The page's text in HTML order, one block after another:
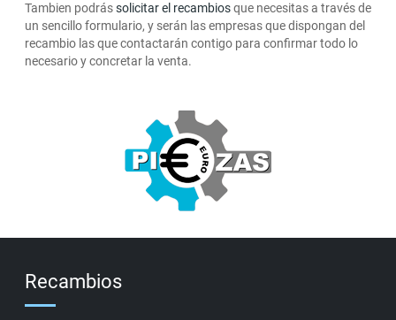
Tambien podrássolicitar el recambiosque necesitas a través de
un sencillo formulario, y serán las empresas que dispongan del
recambio las que contactarán contigo para confirmar todo lo
necesario y concretar la venta.
Recambios